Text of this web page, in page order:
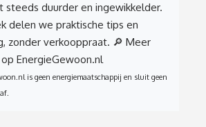
steeds duurder en ingewikkelder.
delen we praktische tips en
zonder verkooppraat. 🔎 Meer
EnergieGewoon.nl
is geen energiemaatschappij en sluit geen